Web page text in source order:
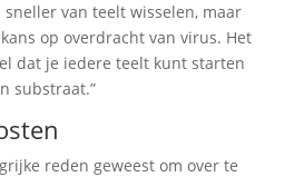
sneller van teelt wisselen, maar
op overdracht van virus. Het
dat je iedere teelt kunt starten
substraat.”
reden geweest om over te